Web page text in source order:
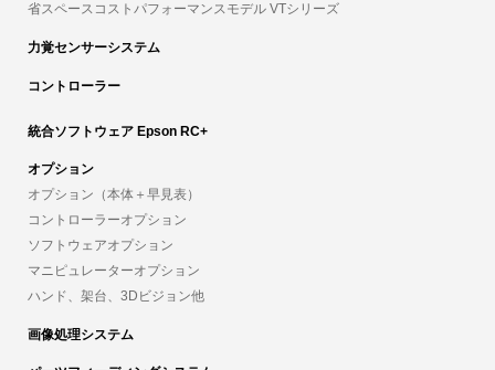
省スペースコストパフォーマンスモデル VTシリーズ
力覚センサーシステム
コントローラー
統合ソフトウェア Epson RC+
オプション
オプション（本体＋早見表）
コントローラーオプション
ソフトウェアオプション
マニピュレーターオプション
ハンド、架台、3Dビジョン他
画像処理システム